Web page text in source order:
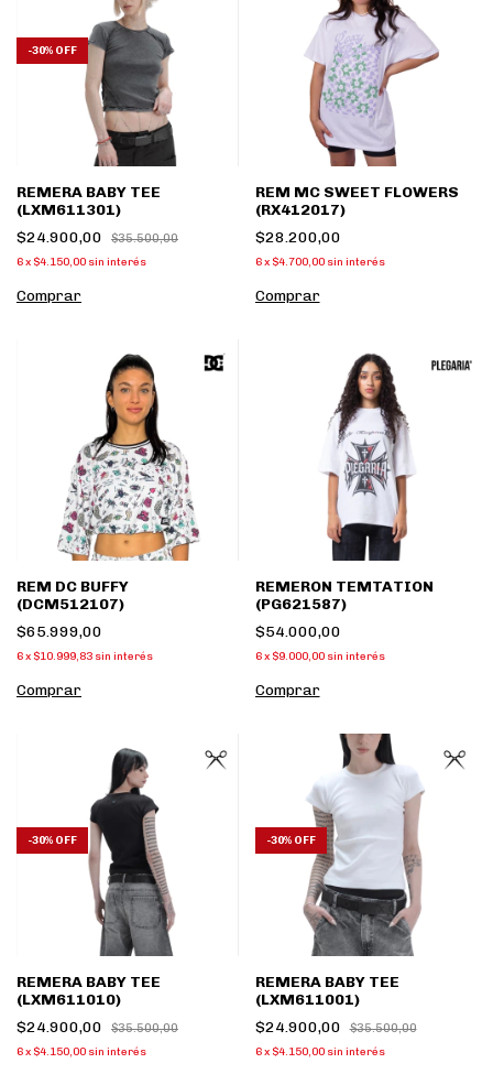
-30% OFF
REMERA BABY TEE
(LXM611301)
$24.900,00
$35.500,00
6x $4.150,00 sin interés
Comprar
REM MC SWEET FLOWERS
(RX412017)
$28.200,00
6 x $4.700,00 sin interés
Comprar
REM DC BUFFY
(DCM512107)
$65.999,00
6x $10.999,83 sin interés
Comprar
REMERON TEMTATION
(PG621587)
$54.000,00
6 x $9.000,00 sin interés
Comprar
-30% OFF
REMERA BABY TEE
(LXM611010)
$24.900,00
$35.500,00
6x $4.150,00 sin interés
-30% OFF
REMERA BABY TEE
(LXM611001)
$24.900,00
$35.500,00
6 x $4.150,00 sin interés